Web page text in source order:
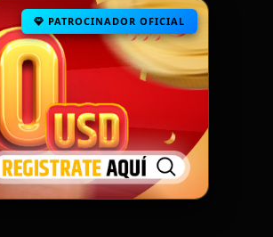
PATROCINADOR OFICIAL